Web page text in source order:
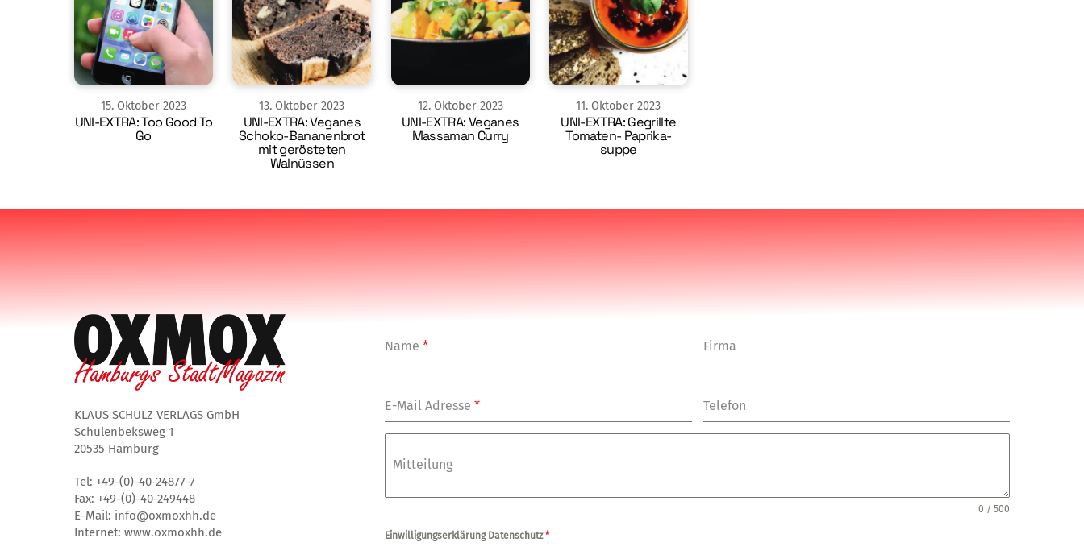
15. Oktober 2023
UNI-EXTRA: Too Good To
Go
13.Oktober 2023
UNI-EXTRA: Veganes
Schoko-Bananenbrot
mit gerösteten
Walnüssen
12. Oktober 2023
UNI-EXTRA: Veganes
Massaman Curry
11.Oktober 2023
UNI-EXTRA: Gegrillte
Tomaten- Paprika-
suppe
KLAUS SCHULZ VERLAGS GmbH
Schulenbeksweg 1
20535 Hamburg
Tel: +49-(0)-40-24877-7
Fax: +49-(0)-40-249448
E-Mail: info@oxmoxhh.de
Internet: www.oxmoxhh.de
Name* Firma
E-Mail Adresse* Telefon
Mitteilung
0 / 500
Einwilligungserklärung Datenschutz*